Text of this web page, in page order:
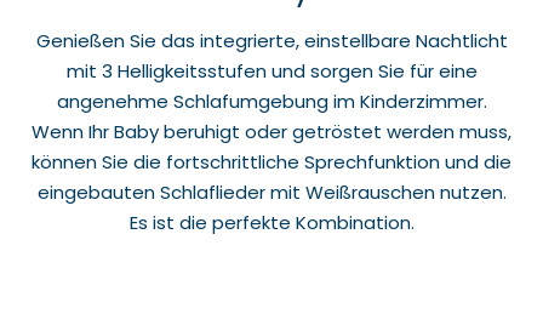
Genießen Sie das integrierte, einstellbare Nachtlicht
mit 3 Helligkeitsstufen und sorgen Sie für eine
angenehme Schlafumgebung im Kinderzimmer.
Wenn Ihr Baby beruhigt oder getröstet werden muss,
können Sie die fortschrittliche Sprechfunktion und die
eingebauten Schlaflieder mit Weißrauschen nutzen.
Es ist die perfekte Kombination.